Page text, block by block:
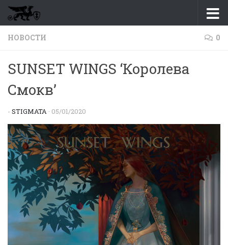
Перейти к содержимому
НОВОСТИ 0
SUNSET WINGS ‘Королева
Смокв’
- STIGMATA · 05/01/2020